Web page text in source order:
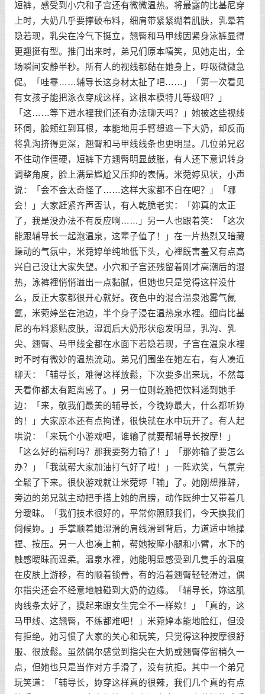
短裤，感受到小穴和子宫还有微微温热。将最露的比基尼穿
上时，大奶几乎要撑破布料，细肩带紧紧绷着肌肤，乳晕若
隐若现，乳尖在冷气下挺立，翘臀和马甲线因紧身泳裤显得
更翘挺有型。推门出来时，弟兄们原本嘻笑，见她走出，全
场瞬间安静半秒。所有人的视线都黏在她身上，呼吸微微急
促。「哇靠……辅导长这身材太扯了吧……」「第一次看见
有女孩子能把泳衣穿成这样，这根本模特儿等级吧？」
「这……等下进水裡我们还有办法聊天吗？」她被这些视线
环伺，脸颊红到耳根，本能地用手臂想遮一下大奶，却反而
将乳沟挤得更深，翘臀和马甲线线条也更明显。几位弟兄忍
不住动作僵硬，短裤下方翘臀明显鼓胀，有人还下意识转身
调整角度，脸上满是尷尬又压抑的表情。米菀婷见状，小声
说：「会不会太奇怪了……这样大家都不自在吧？」「哪
会！」大家赶紧齐声否认，有人乾脆老实：「妳真的太正
了，我是没办法不有反应啊……」另一人也跟着笑：「这次
能跟辅导长一起泡温泉，这辈子值了！」在一片热烈又暗藏
躁动的气氛中，米菀婷单纯地低下头，心裡既害羞又有点高
兴自己没让大家失望。小穴和子宫还残留着刚才高潮后的湿
热，泳裤裡悄悄溢出一点黏腻，但她也只是觉得这样没什
么，反正大家都很开心就好。夜色中的混合温泉池雾气氤
氳，米菀婷坐在池边，半个身子浸在温热泉水裡。细肩比基
尼的布料紧贴皮肤，湿润后大奶形状愈发明显，乳沟、乳
尖、翘臀、马甲线全都在水面下若隐若现，子宫在温泉水裡
时不时有微妙的温热流动。弟兄们围坐在她左右，有人凑近
聊天：「辅导长，难得这样放鬆，下次要多出来玩，不然每
天看你都太有距离感了。」另一位则乾脆把饮料递到她手
边：「来，敬我们最美的辅导长，今晚妳最大，什么都听妳
的！」大家原本还有点拘谨，很快就在水中玩开了。有人起
哄说：「来玩个小游戏吧，谁输了就要帮辅导长按摩！」
「这么好的福利吗？那我要努力输了！」「那妳输了要怎么
办？」「我就帮大家加油打气好了啦！」一阵欢笑，气氛完
全鬆了下来。很快游戏就让米菀婷「输」了。她刚想推辞，
旁边的弟兄就主动把手搭上她的肩膀，动作既绅士又带着几
分曖昧。「我们技术很好的，平常你照顾我们，今天换我们
伺候妳。」手掌顺着她湿滑的肩线滑到背后，力道适中地揉
捏、按压。另一人也凑上前，帮她按摩小腿和小臂，水下的
触感曖昧而温柔。温泉水裡，她能明显感受到几隻手的温度
在皮肤上游移，有的顺着锁骨，有的沿着翘臀轻轻滑过，偶
尔指尖还会不经意地触碰到大奶的边缘。「辅导长，妳这肌
肉线条太好了，摸起来跟女生完全不一样欸！」「真的，这
马甲线、这翘臀，不练都难吧！」米菀婷本能地脸红，但没
有拒绝。她习惯了大家的关心和玩笑，只觉得这种按摩很舒
服、很放鬆。虽然偶尔感觉到指尖在大奶或翘臀停留稍久一
点，但她也只是当作对方手滑了，没有抗拒。其中一个弟兄
玩笑道：「辅导长，妳穿这样真的很辣，我们几个真的有点